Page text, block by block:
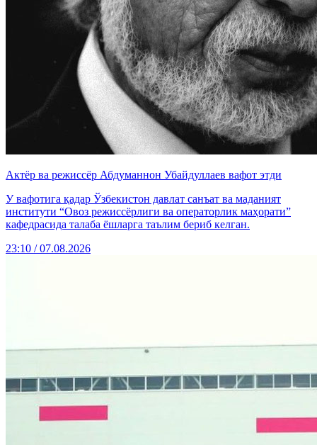
Актёр ва режиссёр Абдуманнон Убайдуллаев вафот этди
У вафотига қадар Ўзбекистон давлат санъат ва маданият
институти “Овоз режиссёрлиги ва операторлик маҳорати”
кафедрасида талаба ёшларга таълим бериб келган.
23:10 / 07.08.2026